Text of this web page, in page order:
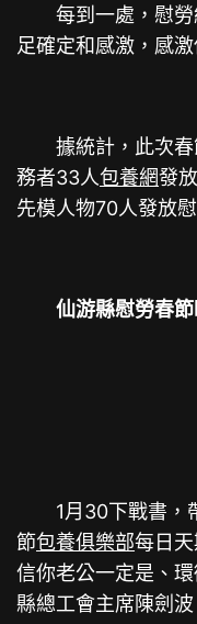
每到一處，慰勞
足確定和感激，感
據統計，此次春
務者33人包養網發
先模人物70人發放
仙游縣慰勞春節
1月30下戰書，帶
節包養俱樂部每日
信你老公一定是、
縣總工會主席陳劍